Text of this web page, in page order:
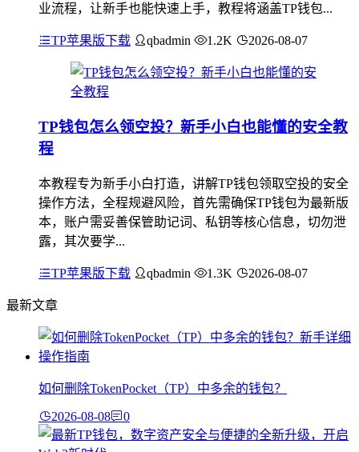
业流程，让新手也能快速上手，教程将涵盖TP钱包...
TP苹果版下载 qbadmin 1.2K 2026-08-07
TP钱包怎么领空投？新手小白也能懂的安全教
程
本教程专为新手小白打造，讲解TP钱包领取空投的安全
操作方法，全程规避风险，首先需确保TP钱包为最新版
本，账户需妥善保管助记词、私钥等核心信息，切勿泄
露，其次要学...
TP苹果版下载 qbadmin 1.3K 2026-08-07
最新文章
如何删除TokenPocket（TP）中多余的钱包？
2026-08-08 0